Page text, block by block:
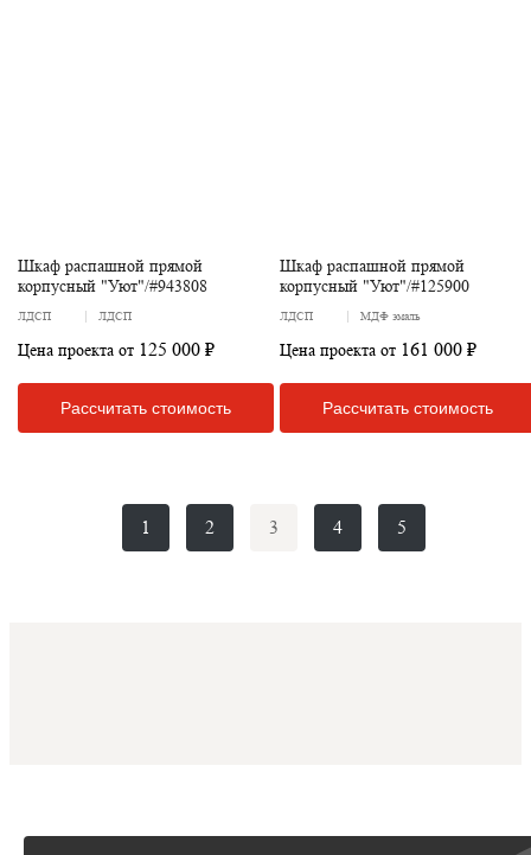
Шкаф распашной прямой
корпусный "Уют"/#943808
ЛДСП ЛДСП
Цена проекта от 125 000 ₽
Рассчитать стоимость
Шкаф распашной прямой
корпусный "Уют"/#125900
ЛДСП МДФ эмаль
Цена проекта от 161 000 ₽
Рассчитать стоимость
1 2 3 4 5